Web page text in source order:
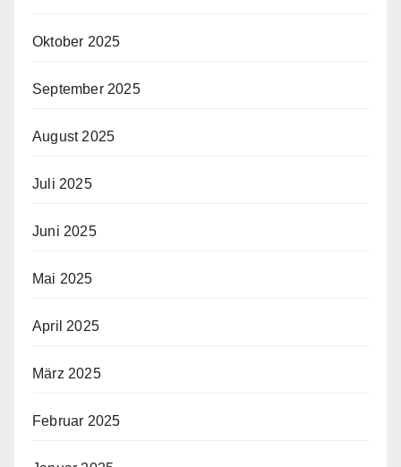
Oktober 2025
September 2025
August 2025
Juli 2025
Juni 2025
Mai 2025
April 2025
März 2025
Februar 2025